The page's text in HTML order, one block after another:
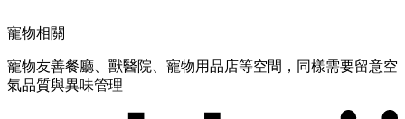
寵物相關
寵物友善餐廳、獸醫院、寵物用品店等空間，同樣需要留意空
氣品質與異味管理